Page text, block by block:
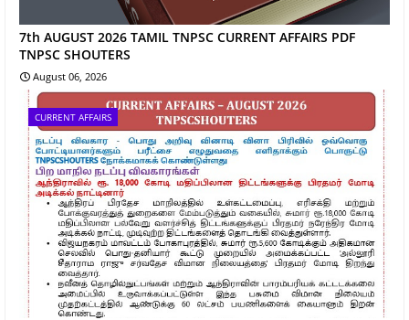
7th AUGUST 2026 TAMIL TNPSC CURRENT AFFAIRS PDF
TNPSC SHOUTERS
August 06, 2026
CURRENT AFFAIRS